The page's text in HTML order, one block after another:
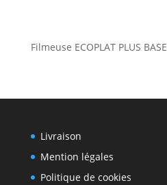
Filmeuse ECOPLAT PLUS BASE
Livraison
Mention légales
Politique de cookies